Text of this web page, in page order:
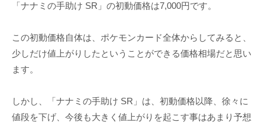
「ナナミの手助け SR」の初動価格は7,000円です。
この初動価格自体は、ポケモンカード全体からしてみると、
少しだけ値上がりしたということができる価格相場だと思い
ます。
しかし、「ナナミの手助け SR」は、初動価格以降、徐々に
値段を下げ、今後も大きく値上がりを起こす事はあまり予想